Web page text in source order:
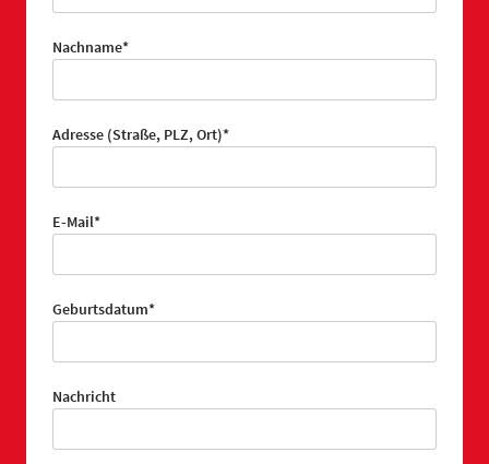
Pflichtfeld
Nachname*
Pflichtfeld
Adresse (Straße, PLZ, Ort)*
Pflichtfeld
E-Mail*
Pflichtfeld
Geburtsdatum*
Nachricht